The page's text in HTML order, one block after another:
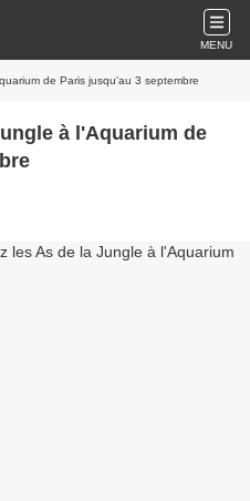
MENU
de Paris jusqu'au 3 septembre
à l'Aquarium de